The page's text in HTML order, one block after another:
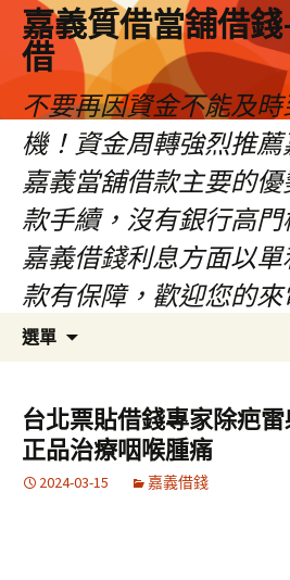
嘉義質借當舖借
借
不要再因資金不能及
機！資金周轉強烈推薦
嘉義當舖借款主要的
款手續，沒有銀行高門
嘉義借錢利息方面以
款有保障，歡迎您的來
選單
容
區
台北票貼借錢專家除疤
正品治療咽喉腫痛
2024-03-15 嘉義借錢